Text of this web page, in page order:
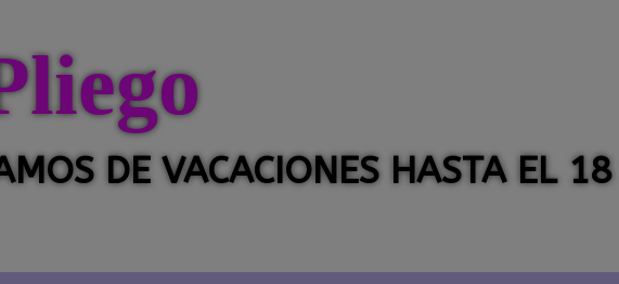
DE VACACIONES HASTA EL 18